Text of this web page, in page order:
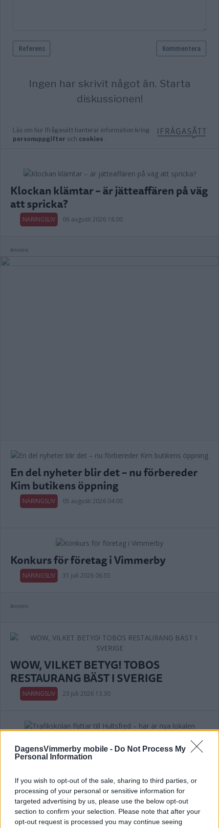
DagensVimmerby mobile - Do Not Process My
Personal Information
If you wish to opt-out of the sale, sharing to third parties, or
processing of your personal or sensitive information for
targeted advertising by us, please use the below opt-out
section to confirm your selection. Please note that after your
opt-out request is processed you may continue seeing
Klockan klämtar – är jätteaffären på väg
att spricka?
NÄRINGSLIV 06 augusti 2026 18.00
Annons:
En del nyheter blir det – nu förbereder
Kim butikens öppning
NÄRINGSLIV 05 augusti 2026 04.00
Konkurs för företag i Vimmerby
NÄRINGSLIV 31 juli 2026 06.55
Annons:
WOW, VILKET BETYG! TOBOS
RESTAURANG BÄST I SVERIGE
NÄRINGSLIV 23 juli 2026 13.30
Trafikskolan flyttar till Hultsfred – här
är nya lokalen
Annons: